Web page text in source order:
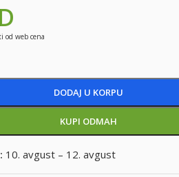
od web cena
DODAJ U KORPU
KUPI ODMAH
10. avgust – 12. avgust